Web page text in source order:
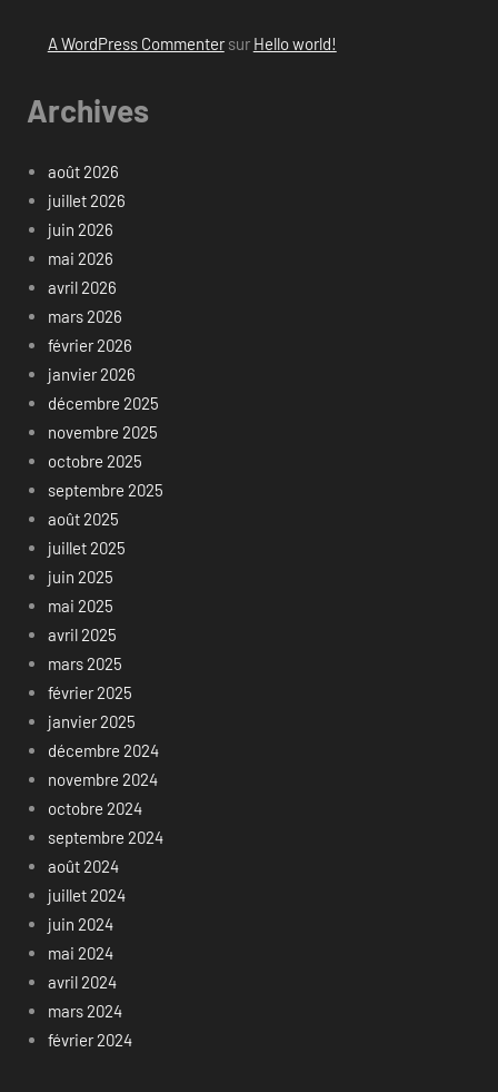
A WordPress Commentersur Hello world!
Archives
août 2026
juillet 2026
juin 2026
mai 2026
avril 2026
mars 2026
février 2026
janvier 2026
décembre 2025
novembre 2025
octobre 2025
septembre 2025
août 2025
juillet 2025
juin 2025
mai 2025
avril 2025
mars 2025
février 2025
janvier 2025
décembre 2024
novembre 2024
octobre 2024
septembre 2024
août 2024
juillet 2024
juin 2024
mai 2024
avril 2024
mars 2024
février 2024